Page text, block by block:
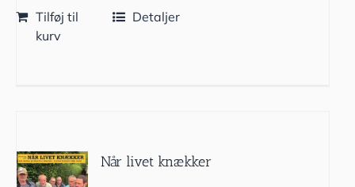
Tilføj til
kurv
Detaljer
Når livet knækker